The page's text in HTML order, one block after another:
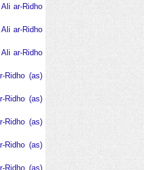
ar-Ridho
ar-Ridho
ar-Ridho
Ridho (as)
Ridho (as)
Ridho (as)
Ridho (as)
Ridho (as)